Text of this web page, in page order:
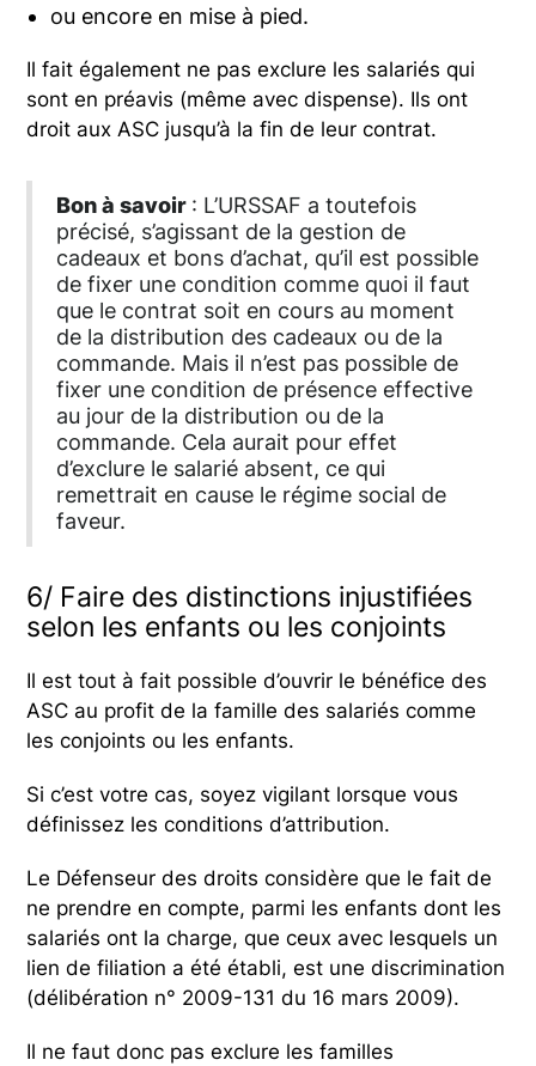
ou encore en mise à pied.
Il fait également ne pas exclure les salariés qui
sont en préavis (même avec dispense). Ils ont
droit aux ASC jusqu’à la fin de leur contrat.
Bon à savoir : L’URSSAF a toutefois
précisé, s’agissant de la gestion de
cadeaux et bons d’achat, qu’il est possible
de fixer une condition comme quoi il faut
que le contrat soit en cours au moment
de la distribution des cadeaux ou de la
commande. Mais il n’est pas possible de
fixer une condition de présence effective
au jour de la distribution ou de la
commande. Cela aurait pour effet
d’exclure le salarié absent, ce qui
remettrait en cause le régime social de
faveur.
6/ Faire des distinctions injustifiées
selon les enfants ou les conjoints
Il est tout à fait possible d’ouvrir le bénéfice des
ASC au profit de la famille des salariés comme
les conjoints ou les enfants.
Si c’est votre cas, soyez vigilant lorsque vous
définissez les conditions d’attribution.
Le Défenseur des droits considère que le fait de
ne prendre en compte, parmi les enfants dont les
salariés ont la charge, que ceux avec lesquels un
lien de filiation a été établi, est une discrimination
(délibération n° 2009-131 du 16 mars 2009).
Il ne faut donc pas exclure les familles